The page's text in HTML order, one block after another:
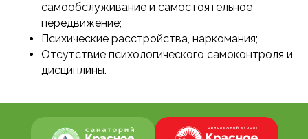
самообслуживание и самостоятельное
передвижение;
Психические расстройства, наркомания;
Отсутствие психологического самоконтроля и
дисциплины.